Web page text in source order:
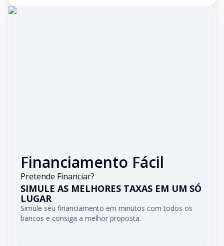
Financiamento Fácil
Pretende Financiar?
SIMULE AS MELHORES TAXAS EM UM SÓ
LUGAR
Simule seu financiamento em minutos com todos os
bancos e consiga a melhor proposta.